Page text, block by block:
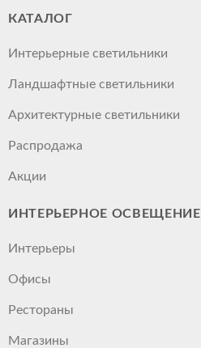
КАТАЛОГ
Интерьерные светильники
Ландшафтные светильники
Архитектурные светильники
Распродажа
Акции
ИНТЕРЬЕРНОЕ ОСВЕЩЕНИЕ
Интерьеры
Офисы
Рестораны
Магазины